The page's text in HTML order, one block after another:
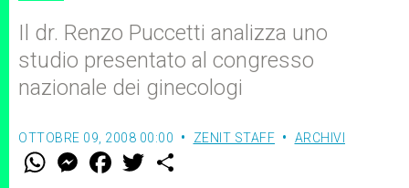
Il dr. Renzo Puccetti analizza uno
studio presentato al congresso
nazionale dei ginecologi
OTTOBRE 09, 2008 00:00 ZENIT STAFF ARCHIVI
W M
e
F
a w